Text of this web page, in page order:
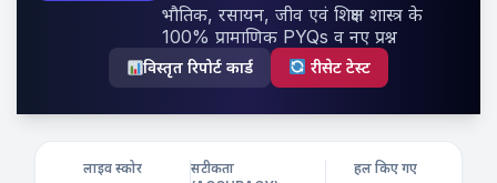
भौतिक, रसायन, जीव एवं शिक्षण शास्त्र के
100% प्रामाणिक PYQs व नए प्रश्न
विस्तृत रिपोर्ट कार्ड रीसेट टेस्ट
लाइव स्कोर
सटीकता
हल किए गए